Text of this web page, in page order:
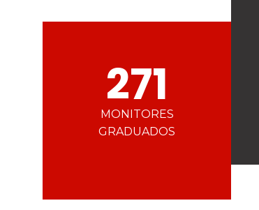
271
MONITORES
GRADUADOS